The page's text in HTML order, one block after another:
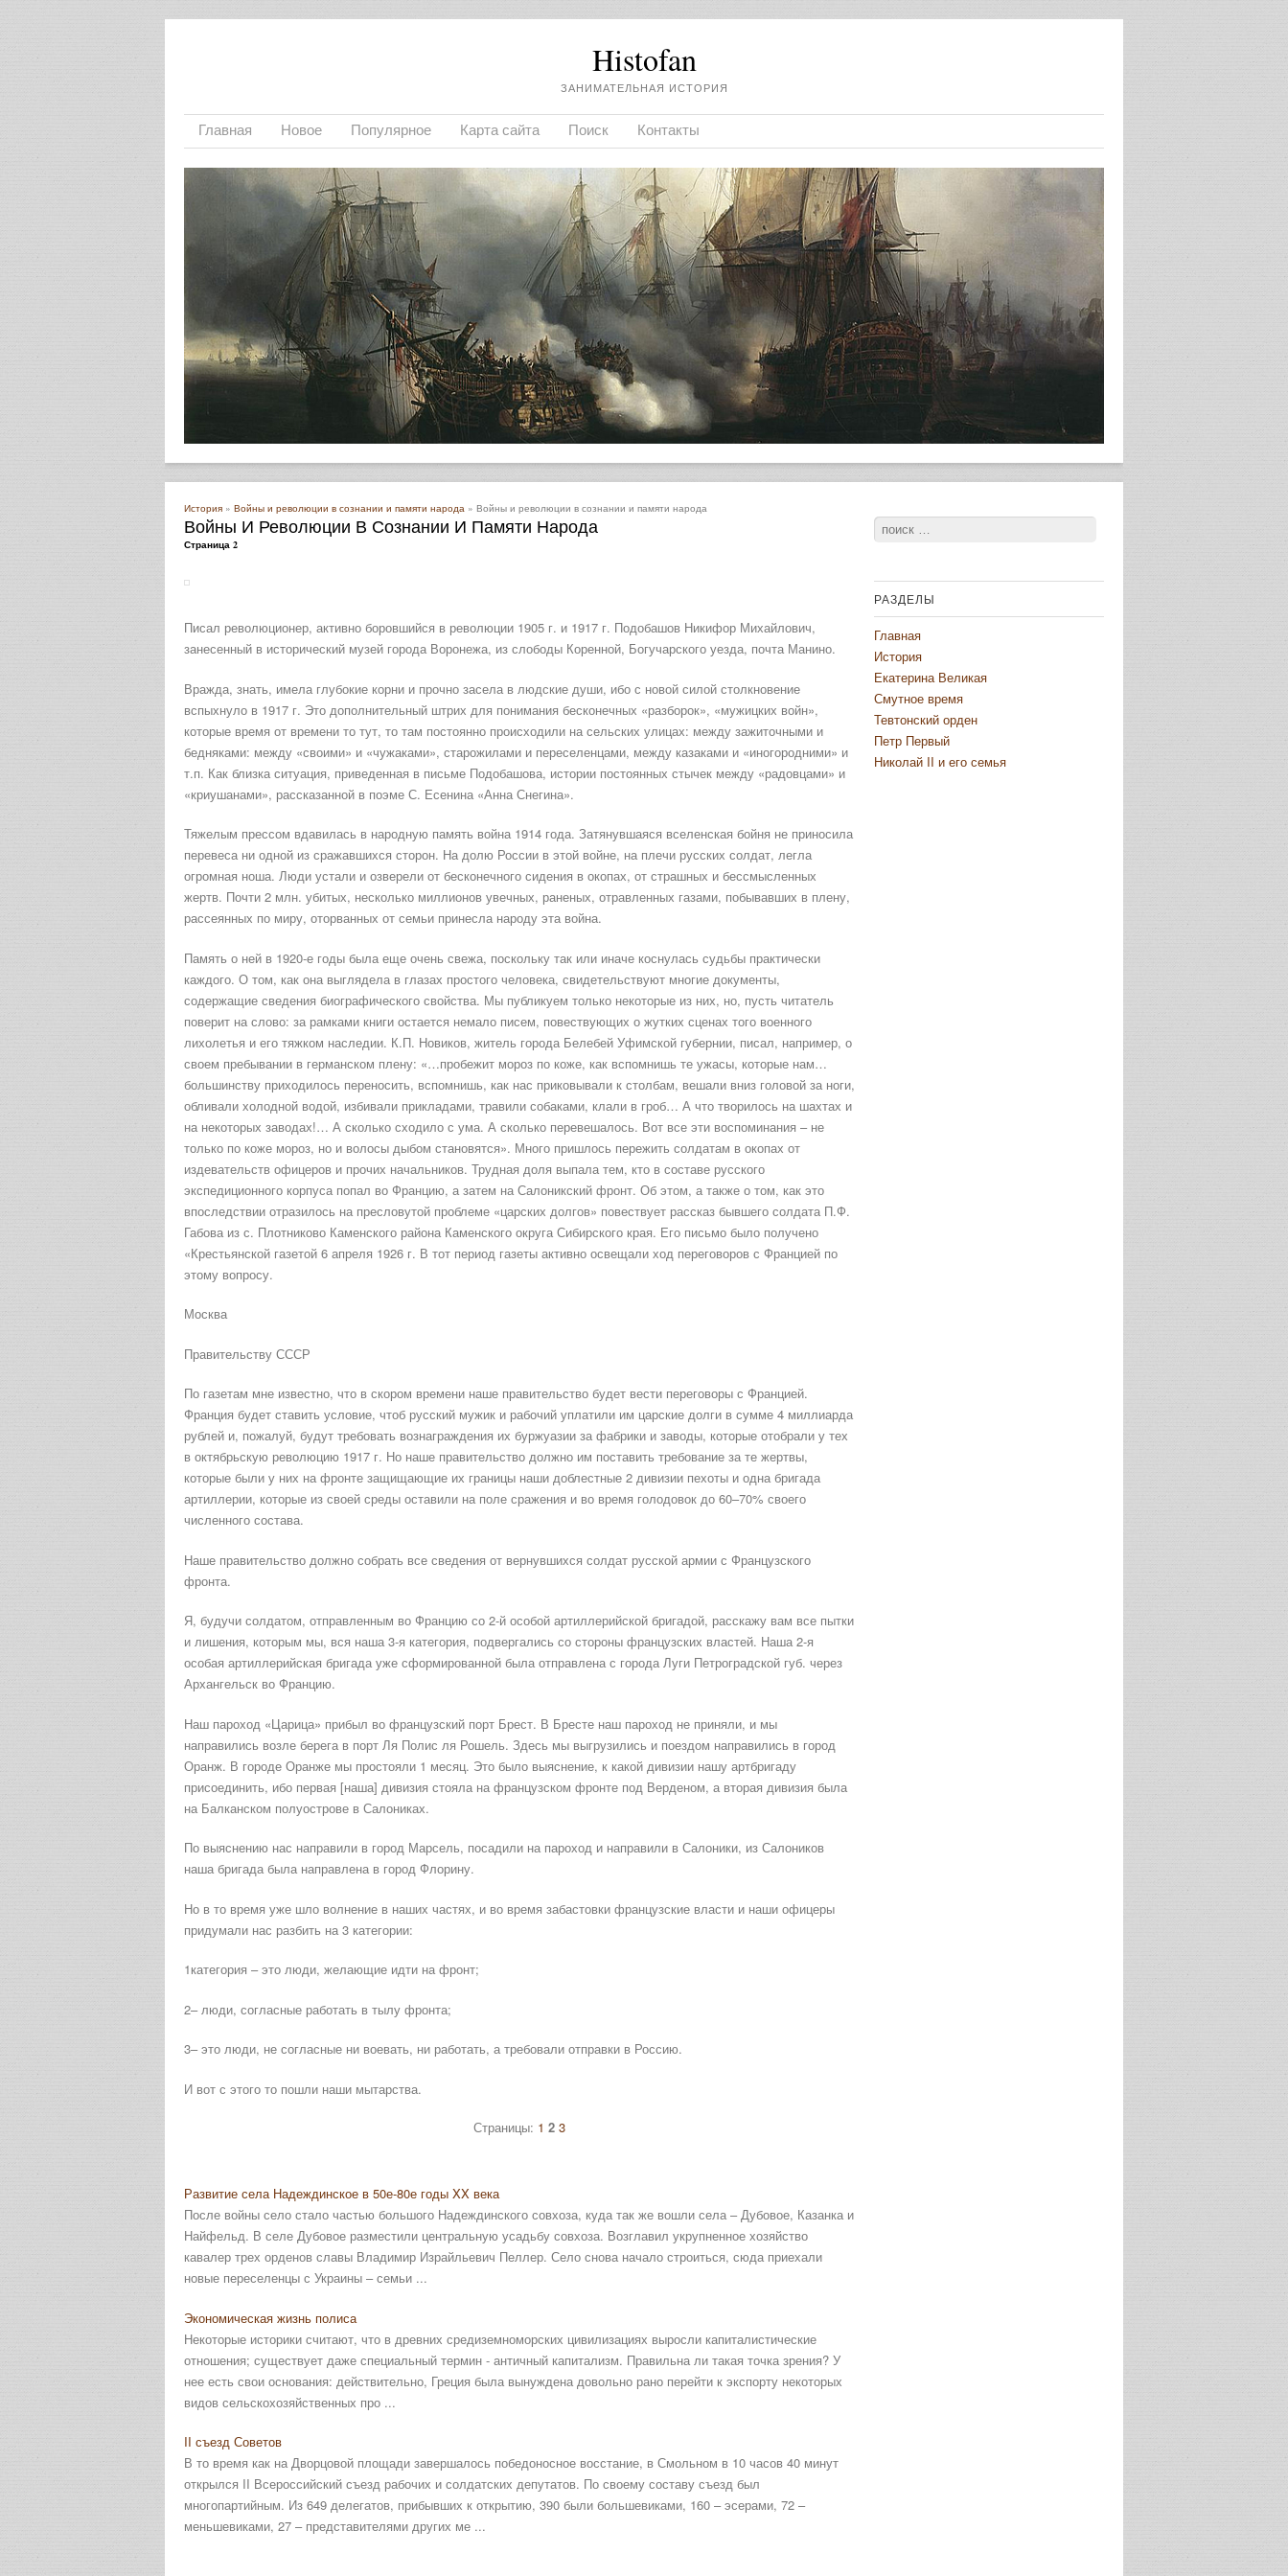
Histofan
ЗАНИМАТЕЛЬНАЯ ИСТОРИЯ
Главная Новое Популярное Карта сайта Поиск Контакты
История » Войны и революции в сознании и памяти народа » Войны и революции в сознании и памяти народа
Войны И Революции В Сознании И Памяти Народа
Страница 2
Писал революционер, активно боровшийся в революции 1905 г. и 1917 г. Подобашов Никифор Михайлович,
занесенный в исторический музей города Воронежа, из слободы Коренной, Богучарского уезда, почта Манино.
Вражда, знать, имела глубокие корни и прочно засела в людские души, ибо с новой силой столкновение
вспыхнуло в 1917 г. Это дополнительный штрих для понимания бесконечных «разборок», «мужицких войн»,
которые время от времени то тут, то там постоянно происходили на сельских улицах: между зажиточными и
бедняками: между «своими» и «чужаками», старожилами и переселенцами, между казаками и «иногородними» и
т.п. Как близка ситуация, приведенная в письме Подобашова, истории постоянных стычек между «радовцами» и
«криушанами», рассказанной в поэме С. Есенина «Анна Снегина».
Тяжелым прессом вдавилась в народную память война 1914 года. Затянувшаяся вселенская бойня не приносила
перевеса ни одной из сражавшихся сторон. На долю России в этой войне, на плечи русских солдат, легла
огромная ноша. Люди устали и озверели от бесконечного сидения в окопах, от страшных и бессмысленных
жертв. Почти 2 млн. убитых, несколько миллионов увечных, раненых, отравленных газами, побывавших в плену,
рассеянных по миру, оторванных от семьи принесла народу эта война.
Память о ней в 1920-е годы была еще очень свежа, поскольку так или иначе коснулась судьбы практически
каждого. О том, как она выглядела в глазах простого человека, свидетельствуют многие документы,
содержащие сведения биографического свойства. Мы публикуем только некоторые из них, но, пусть читатель
поверит на слово: за рамками книги остается немало писем, повествующих о жутких сценах того военного
лихолетья и его тяжком наследии. К.П. Новиков, житель города Белебей Уфимской губернии, писал, например, о
своем пребывании в германском плену: «…пробежит мороз по коже, как вспомнишь те ужасы, которые нам…
большинству приходилось переносить, вспомнишь, как нас приковывали к столбам, вешали вниз головой за ноги,
обливали холодной водой, избивали прикладами, травили собаками, клали в гроб… А что творилось на шахтах и
на некоторых заводах!… А сколько сходило с ума. А сколько перевешалось. Вот все эти воспоминания – не
только по коже мороз, но и волосы дыбом становятся». Много пришлось пережить солдатам в окопах от
издевательств офицеров и прочих начальников. Трудная доля выпала тем, кто в составе русского
экспедиционного корпуса попал во Францию, а затем на Салоникский фронт. Об этом, а также о том, как это
впоследствии отразилось на пресловутой проблеме «царских долгов» повествует рассказ бывшего солдата П.Ф.
Габова из с. Плотниково Каменского района Каменского округа Сибирского края. Его письмо было получено
«Крестьянской газетой 6 апреля 1926 г. В тот период газеты активно освещали ход переговоров с Францией по
этому вопросу.
Москва
Правительству СССР
По газетам мне известно, что в скором времени наше правительство будет вести переговоры с Францией.
Франция будет ставить условие, чтоб русский мужик и рабочий уплатили им царские долги в сумме 4 миллиарда
рублей и, пожалуй, будут требовать вознаграждения их буржуазии за фабрики и заводы, которые отобрали у тех
в октябрьскую революцию 1917 г. Но наше правительство должно им поставить требование за те жертвы,
которые были у них на фронте защищающие их границы наши доблестные 2 дивизии пехоты и одна бригада
артиллерии, которые из своей среды оставили на поле сражения и во время голодовок до 60–70% своего
численного состава.
Наше правительство должно собрать все сведения от вернувшихся солдат русской армии с Французского
фронта.
Я, будучи солдатом, отправленным во Францию со 2-й особой артиллерийской бригадой, расскажу вам все пытки
и лишения, которым мы, вся наша 3-я категория, подвергались со стороны французских властей. Наша 2-я
особая артиллерийская бригада уже сформированной была отправлена с города Луги Петроградской губ. через
Архангельск во Францию.
Наш пароход «Царица» прибыл во французский порт Брест. В Бресте наш пароход не приняли, и мы
направились возле берега в порт Ля Полис ля Рошель. Здесь мы выгрузились и поездом направились в город
Оранж. В городе Оранже мы простояли 1 месяц. Это было выяснение, к какой дивизии нашу артбригаду
присоединить, ибо первая [наша] дивизия стояла на французском фронте под Верденом, а вторая дивизия была
на Балканском полуострове в Салониках.
По выяснению нас направили в город Марсель, посадили на пароход и направили в Салоники, из Салоников
наша бригада была направлена в город Флорину.
Но в то время уже шло волнение в наших частях, и во время забастовки французские власти и наши офицеры
придумали нас разбить на 3 категории:
1категория – это люди, желающие идти на фронт;
2– люди, согласные работать в тылу фронта;
3– это люди, не согласные ни воевать, ни работать, а требовали отправки в Россию.
И вот с этого то пошли наши мытарства.
Страницы: 1 2 3
Развитие села Надеждинское в 50е-80е годы XX века
После войны село стало частью большого Надеждинского совхоза, куда так же вошли села – Дубовое, Казанка и
Найфельд. В селе Дубовое разместили центральную усадьбу совхоза. Возглавил укрупненное хозяйство
кавалер трех орденов славы Владимир Израйльевич Пеллер. Село снова начало строиться, сюда приехали
новые переселенцы с Украины – семьи ...
Экономическая жизнь полиса
Некоторые историки считают, что в древних средиземноморских цивилизациях выросли капиталистические
отношения; существует даже специальный термин - античный капитализм. Правильна ли такая точка зрения? У
нее есть свои основания: действительно, Греция была вынуждена довольно рано перейти к экспорту некоторых
видов сельскохозяйственных про ...
II съезд Советов
В то время как на Дворцовой площади завершалось победоносное восстание, в Смольном в 10 часов 40 минут
открылся II Всероссийский съезд рабочих и солдатских депутатов. По своему составу съезд был
многопартийным. Из 649 делегатов, прибывших к открытию, 390 были большевиками, 160 – эсерами, 72 –
меньшевиками, 27 – представителями других ме ...
Поиск
РАЗДЕЛЫ
Главная
История
Екатерина Великая
Смутное время
Тевтонский орден
Петр Первый
Николай II и его семья